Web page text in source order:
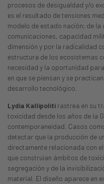
procesos de desigualdad y/o
es el resultado de tensiones
modelo de estado nación; de
comunicaciones, capacidad
dimensión y por la radicalidad
estructura de los ecosistemas
necesidad y la oportunidad
en que se piensan y se
desarrollo tecnológico.
Lydia Kallipoliti rastrea en su
toxicidad desde los años de la
contemporaneidad. Casos
detectar que la producción de
directamente relacionada con
que construían ámbitos de
segregación y de la
material. El diseño aparece en